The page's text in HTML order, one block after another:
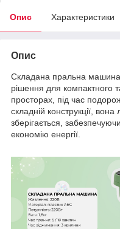
Опис Характеристики
Опис
Складана пральна машина
рішення для компактного
просторах, під час
складній конструкції,
зберігається,
економію енергії.